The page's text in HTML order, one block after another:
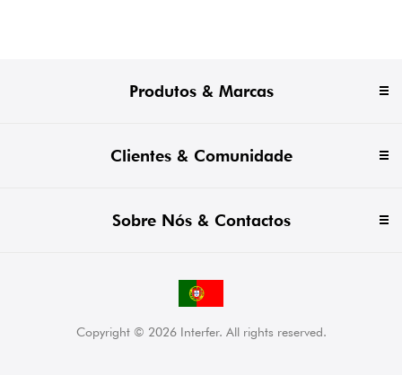
Produtos & Marcas
Clientes & Comunidade
Sobre Nós & Contactos
Copyright © 2026 Interfer. All rights reserved.